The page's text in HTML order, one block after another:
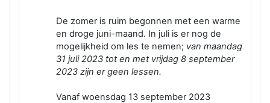
De zomer is ruim begonnen met een warme
en droge juni-maand. In juli is er nog de
mogelijkheid om les te nemen; van maandag
31 juli 2023 tot en met vrijdag 8 september
2023 zijn er geen lessen.
Vanaf woensdag 13 september 2023